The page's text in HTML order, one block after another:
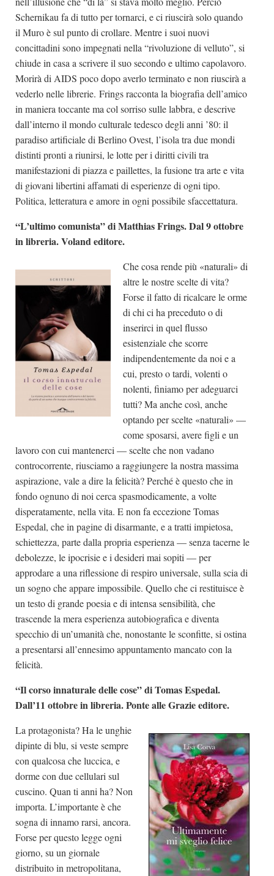
Schernikau fa di tutto per tornarci, e ci riuscirà solo quando
il Muro è sul punto di crollare. Mentre i suoi nuovi
concittadini sono impegnati nella “rivoluzione di velluto”, si
chiude in casa a scrivere il suo secondo e ultimo capolavoro.
Morirà di AIDS poco dopo averlo terminato e non riuscirà a
vederlo nelle librerie. Frings racconta la biografia dell’amico
in maniera toccante ma col sorriso sulle labbra, e descrive
dall’interno il mondo culturale tedesco degli anni ’80: il
paradiso artificiale di Berlino Ovest, l’isola tra due mondi
distinti pronti a riunirsi, le lotte per i diritti civili tra
manifestazioni di piazza e paillettes, la fusione tra arte e vita
di giovani libertini affamati di esperienze di ogni tipo.
Politica, letteratura e amore in ogni possibile sfaccettatura.
“L’ultimo comunista” di Matthias Frings. Dal 9 ottobre
in libreria. Voland editore.
Che cosa rende più «naturali» di
altre le nostre scelte di vita?
Forse il fatto di ricalcare le orme
di chi ci ha preceduto o di
inserirci in quel flusso
esistenziale che scorre
indipendentemente da noi e a
cui, presto o tardi, volenti o
nolenti, finiamo per adeguarci
tutti? Ma anche così, anche
optando per scelte «naturali» —
come sposarsi, avere figli e un
lavoro con cui mantenerci — scelte che non vadano
controcorrente, riusciamo a raggiungere la nostra massima
aspirazione, vale a dire la felicità? Perché è questo che in
fondo ognuno di noi cerca spasmodicamente, a volte
disperatamente, nella vita. E non fa eccezione Tomas
Espedal, che in pagine di disarmante, e a tratti impietosa,
schiettezza, parte dalla propria esperienza — senza tacerne le
debolezze, le ipocrisie e i desideri mai sopiti — per
approdare a una riflessione di respiro universale, sulla scia di
un sogno che appare impossibile. Quello che ci restituisce è
un testo di grande poesia e di intensa sensibilità, che
trascende la mera esperienza autobiografica e diventa
specchio di un’umanità che, nonostante le sconfitte, si ostina
a presentarsi all’ennesimo appuntamento mancato con la
felicità.
“Il corso innaturale delle cose” di Tomas Espedal.
Dall’11 ottobre in libreria. Ponte alle Grazie editore.
La protagonista? Ha le unghie
dipinte di blu, si veste sempre
con qualcosa che luccica, e
dorme con due cellulari sul
cuscino. Quan ti anni ha? Non
importa. L’importante è che
sogna di innamo rarsi, ancora.
Forse per questo legge ogni
giorno, su un giornale
distribuito in metropolitana,